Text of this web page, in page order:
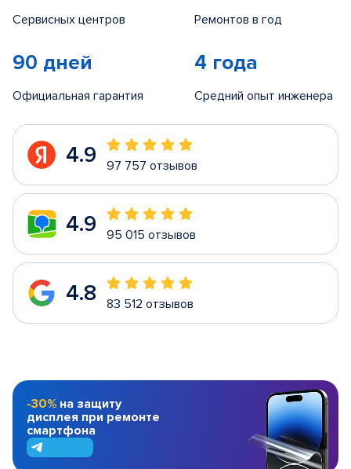
Сервисных центров Ремонтов в год
90 дней
Официальная гарантия
4 года
Средний опыт инженера
4.9 97 757 отзывов
4.9 95 015 отзывов
4.8 83 512 отзывов
-30% на защиту
дисплея при ремонте
смартфона